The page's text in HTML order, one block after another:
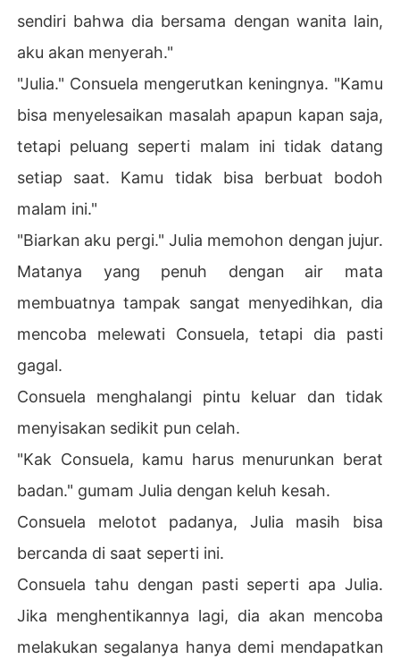
sendiri bahwa dia bersama dengan wanita lain,
aku akan menyerah."
"Julia." Consuela mengerutkan keningnya. "Kamu
bisa menyelesaikan masalah apapun kapan saja,
tetapi peluang seperti malam ini tidak datang
setiap saat. Kamu tidak bisa berbuat bodoh
malam ini."
"Biarkan aku pergi." Julia memohon dengan jujur.
Matanya yang penuh dengan air mata
membuatnya tampak sangat menyedihkan, dia
mencoba melewati Consuela, tetapi dia pasti
gagal.
Consuela menghalangi pintu keluar dan tidak
menyisakan sedikit pun celah.
"Kak Consuela, kamu harus menurunkan berat
badan." gumam Julia dengan keluh kesah.
Consuela melotot padanya, Julia masih bisa
bercanda di saat seperti ini.
Consuela tahu dengan pasti seperti apa Julia.
Jika menghentikannya lagi, dia akan mencoba
melakukan segalanya hanya demi mendapatkan